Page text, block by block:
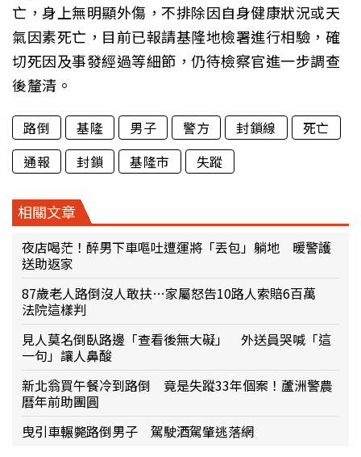
亡，身上無明顯外傷，不排除因自身健康狀況或天
氣因素死亡，目前已報請基隆地檢署進行相驗，確
切死因及事發經過等細節，仍待檢察官進一步調查
後釐清。
路倒 基隆 男子 警方 封鎖線
死亡
通報
封鎖 基隆市 失蹤
相關文章
夜店喝茫！醉男下車嘔吐遭運將「丟包」躺地 暖警護
送助返家
87歲老人路倒沒人敢扶…家屬怒告10路人索賠6百萬
法院這樣判
見人莫名倒臥路邊「查看後無大礙」 外送員哭喊「這
一句」讓人鼻酸
新北翁買午餐冷到路倒 竟是失蹤33年個案！蘆洲警農
曆年前助團圓
曳引車輾斃路倒男子 駕駛酒駕肇逃落網